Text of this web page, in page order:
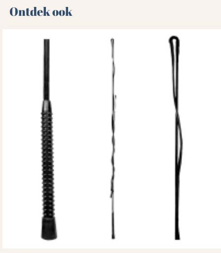
Ontdek ook 🌻